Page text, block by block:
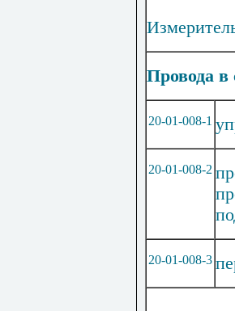
Провода в
20-01-008-1
20-01-008-2
20-01-008-3